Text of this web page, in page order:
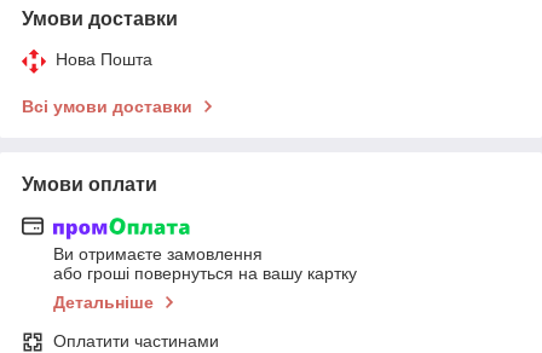
Умови доставки
Нова Пошта
Всі умови доставки
Умови оплати
Ви отримаєте замовлення
або гроші повернуться на вашу картку
Детальніше
Оплатити частинами